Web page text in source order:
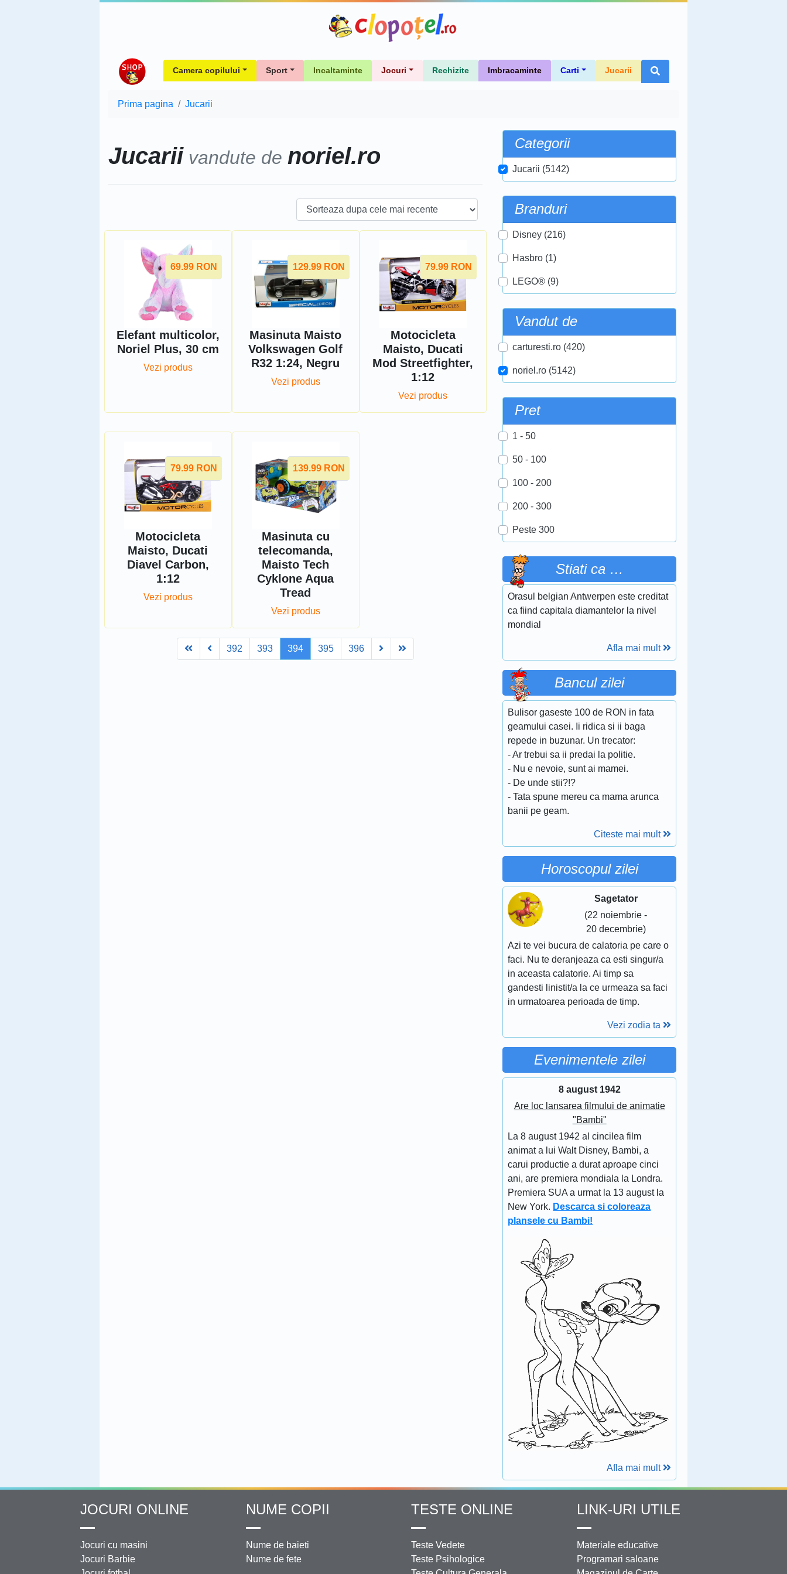
Camera copilului Sport Incaltaminte Jocuri Rechizite Imbracaminte Carti Jucarii
Prima pagina Jucarii
Jucarii vandute de noriel.ro
69.99 RON
Elefant multicolor,
Noriel Plus, 30 cm
Vezi produs
129.99 RON
Masinuta Maisto
Volkswagen Golf
R32 1:24, Negru
Vezi produs
79.99 RON
Motocicleta
Maisto, Ducati
Mod Streetfighter,
1:12
Vezi produs
79.99 RON
Motocicleta
Maisto, Ducati
Diavel Carbon,
1:12
Vezi produs
139.99 RON
Masinuta cu
telecomanda,
Maisto Tech
Cyklone Aqua
Tread
Vezi produs
FirstPrev392 393 394 395 396 Next
Categorii
Jucarii (5142)
Branduri
Disney (216)
Hasbro (1)
LEGO® (9)
Vandut de
carturesti.ro (420)
noriel.ro (5142)
Pret
1 - 50
50 - 100
100 - 200
200 - 300
Peste 300
Stiati ca …
Orasul belgian Antwerpen este creditat
ca fiind capitala diamantelor la nivel
mondial
Afla mai mult
Bancul zilei
Bulisor gaseste 100 de RON in fata
geamului casei. Ii ridica si ii baga
repede in buzunar. Un trecator:
- Ar trebui sa ii predai la politie.
- Nu e nevoie, sunt ai mamei.
- De unde stii?!?
- Tata spune mereu ca mama arunca
banii pe geam.
Citeste mai mult
Horoscopul zilei
Sagetator
(22 noiembrie -
20 decembrie)
Azi te vei bucura de calatoria pe care o
faci. Nu te deranjeaza ca esti singur/a
in aceasta calatorie. Ai timp sa
gandesti linistit/a la ce urmeaza sa faci
in urmatoarea perioada de timp.
Vezi zodia ta
Evenimentele zilei
8 august 1942
Are loc lansarea filmului de animatie
"Bambi"
La 8 august 1942 al cincilea film
animat a lui Walt Disney, Bambi, a
carui productie a durat aproape cinci
ani, are premiera mondiala la Londra.
Premiera SUA a urmat la 13 august la
New York. Descarca si coloreaza
plansele cu Bambi!
Afla mai mult
JOCURI ONLINE
Jocuri cu masini
Jocuri Barbie
NUME COPII
Nume de baieti
Nume de fete
TESTE ONLINE
Teste Vedete
Teste Psihologice
LINK-URI UTILE
Materiale educative
Programari saloane